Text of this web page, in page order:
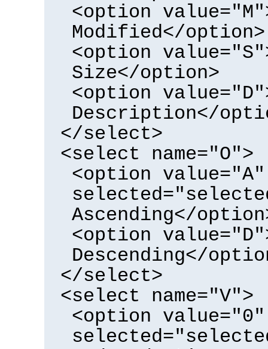
<option
Modified</option>
<option
Size</option>
<option
Description</
</select>
<select name="O">
<option value="A"
Ascending</
<option
Descending</
</select>
<select name="V">
<option value="0"